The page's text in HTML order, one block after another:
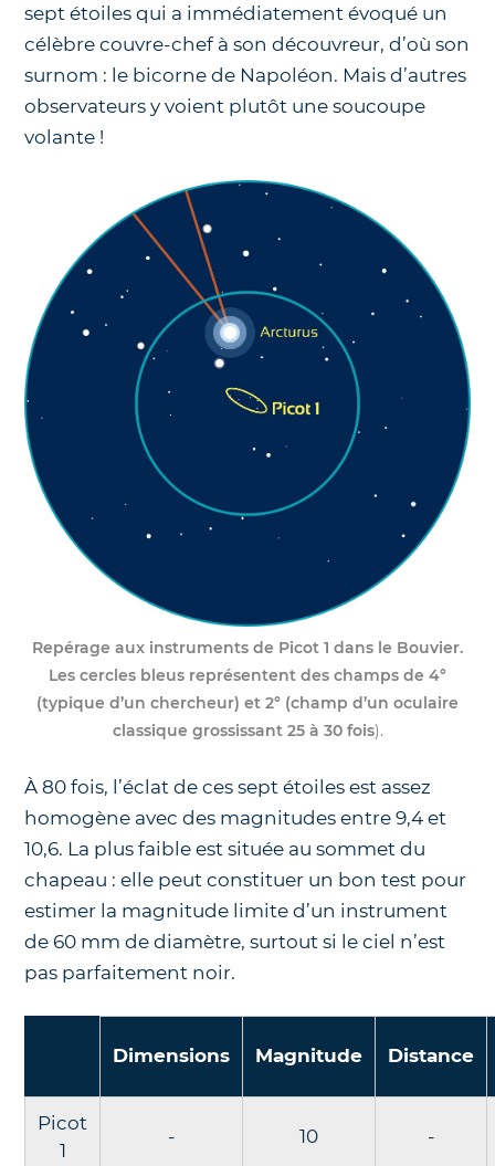
sept étoiles qui a immédiatement évoqué un
célèbre couvre-chef à son découvreur, d’où son
surnom : le bicorne de Napoléon. Mais d’autres
observateurs y voient plutôt une soucoupe
volante !
Repérage aux instruments de Picot 1 dans le Bouvier.
Les cercles bleus représentent des champs de 4°
(typique d’un chercheur) et 2° (champ d’un oculaire
classique grossissant 25 à 30 fois).
À 80 fois, l’éclat de ces sept étoiles est assez
homogène avec des magnitudes entre 9,4 et
10,6. La plus faible est située au sommet du
chapeau : elle peut constituer un bon test pour
estimer la magnitude limite d’un instrument
de 60 mm de diamètre, surtout si le ciel n’est
pas parfaitement noir.
Dimensions Magnitude Distance
Picot
1
- 10 -